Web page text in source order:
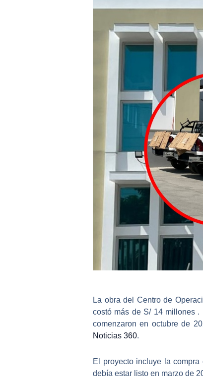
La obra del Centro de
costó más de S/ 14 millones
comenzaron en octubre de
Noticias 360.
El proyecto incluye la compra
debía estar listo en marzo de